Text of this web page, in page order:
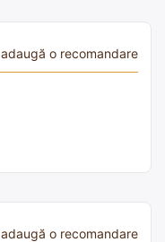
adaugă o recomandare
adaugă o recomandare